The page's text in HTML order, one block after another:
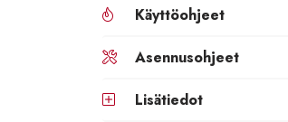
Käyttöohjeet
Asennusohjeet
Lisätiedot